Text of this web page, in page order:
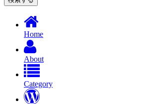
Home
About
Category